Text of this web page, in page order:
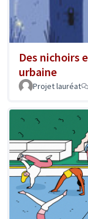
Des nichoirs
urbaine
Projet lauréat